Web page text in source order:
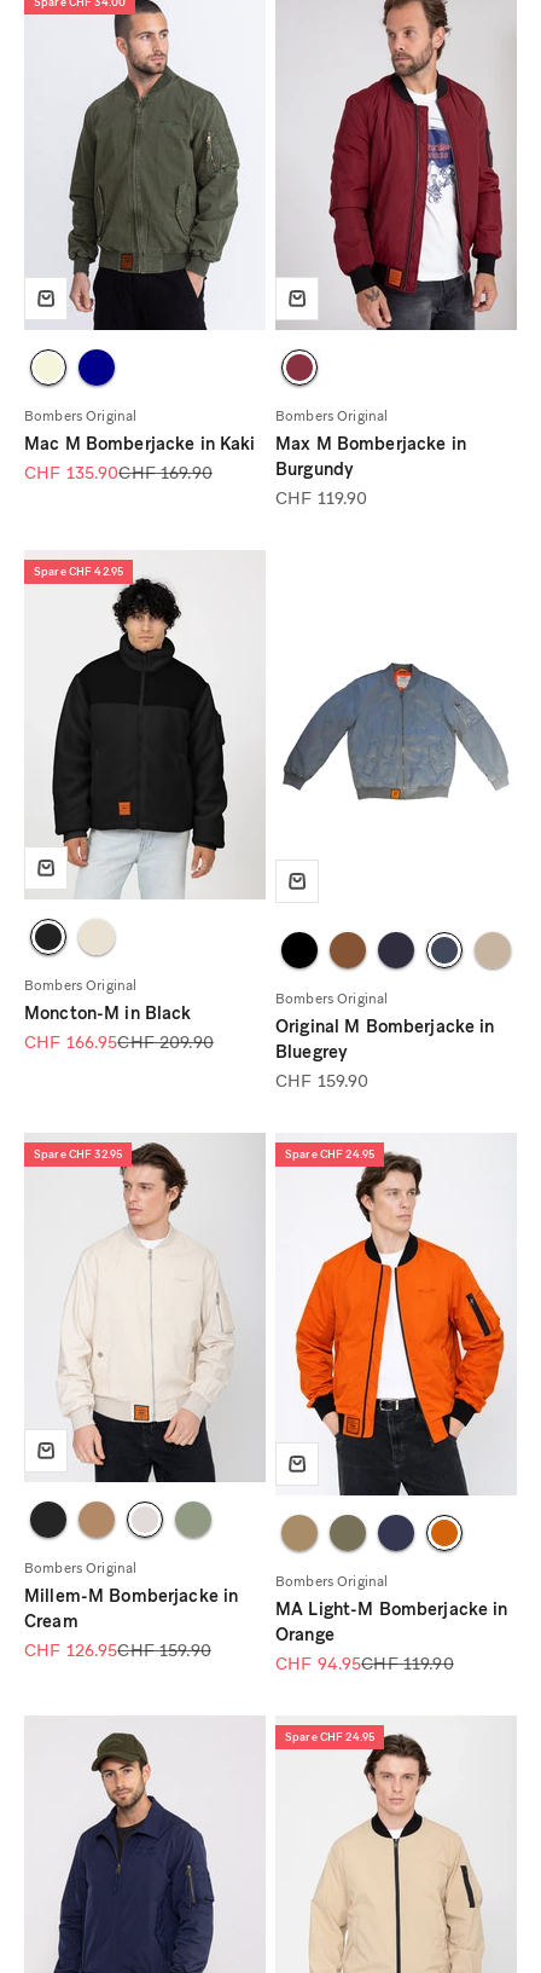
Bombers Original
Mac M Bomberjacke in Kaki
Angebot
CHF 135.90Regulärer Preis
CHF 169.90
Bombers Original
Max M Bomberjacke in
Burgundy
Angebot
CHF 119.90
Spare CHF 42.95
Bombers Original
Moncton-M in Black
Angebot
CHF 166.95Regulärer Preis
CHF 209.90
Bombers Original
Original M Bomberjacke in
Bluegrey
Angebot
CHF 159.90
Spare CHF 32.95
Bombers Original
Millem-M Bomberjacke in
Cream
Angebot
CHF 126.95Regulärer Preis
CHF 159.90
Spare CHF 24.95
Bombers Original
MA Light-M Bomberjacke in
Orange
Angebot
CHF 94.95Regulärer Preis
CHF 119.90
Spare CHF 24.95